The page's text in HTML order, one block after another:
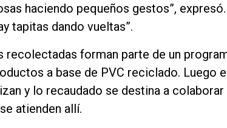
haciendo pequeños gestos”,
tapitas dando vueltas”.
recolectadas forman parte de un
a base de PVC reciclado. Luego
y lo recaudado se destina a
atienden allí.